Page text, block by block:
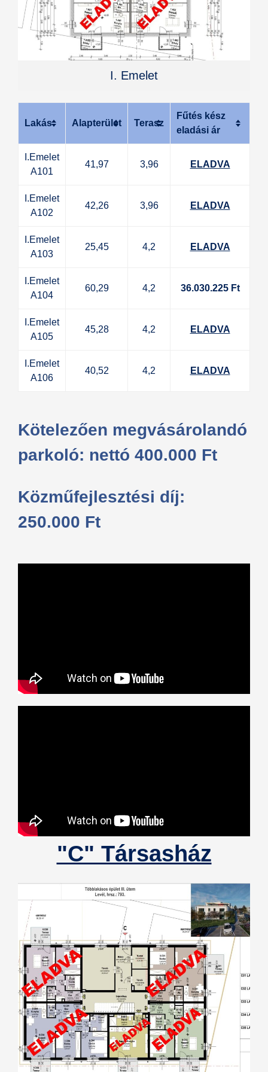
I. Emelet
Lakás Alapterület Terasz
Fűtés kész
eladási ár
I.Emelet
A101
41,97 3,96 ELADVA
I.Emelet
A102
42,26 3,96 ELADVA
I.Emelet
A103
25,45 4,2 ELADVA
I.Emelet
A104
60,29 4,2 36.030.225 Ft
I.Emelet
A105
45,28 4,2 ELADVA
I.Emelet
A106
40,52 4,2 ELADVA
Kötelezően megvásárolandó
parkoló: nettó 400.000 Ft
Közműfejlesztési díj:
250.000 Ft
"C" Társasház